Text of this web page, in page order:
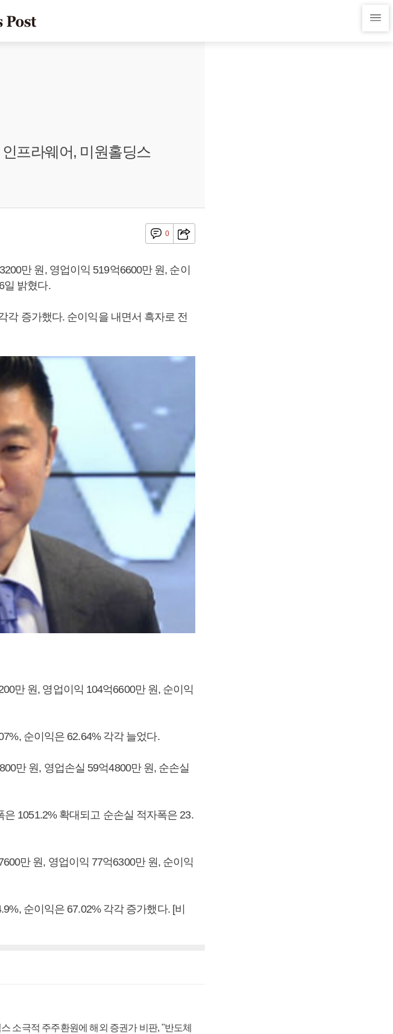
프라웨어, 미원홀딩스
0
만 원, 영업이익 519억6600만 원, 순이
일 밝혔다.
각 증가했다. 순이익을 내면서 흑자로 전
만 원, 영업이익 104억6600만 원, 순이익
순이익은 62.64% 각각 늘었다.
만 원, 영업손실 59억4800만 원, 순손실
1051.2% 확대되고 순손실 적자폭은 23.
만 원, 영업이익 77억6300만 원, 순이익
순이익은 67.02% 각각 증가했다. [비
소극적 주주환원에 해외 증권가 비판, "반도체